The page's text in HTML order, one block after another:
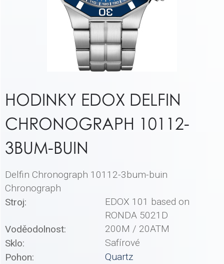
HODINKY EDOX DELFIN
CHRONOGRAPH 10112-
3BUM-BUIN
Delfin Chronograph 10112-3bum-buin
Chronograph
Stroj:
EDOX 101 based on
RONDA 5021D
Voděodolnost:
200M / 20ATM
Sklo:
Safírové
Pohon:
Quartz